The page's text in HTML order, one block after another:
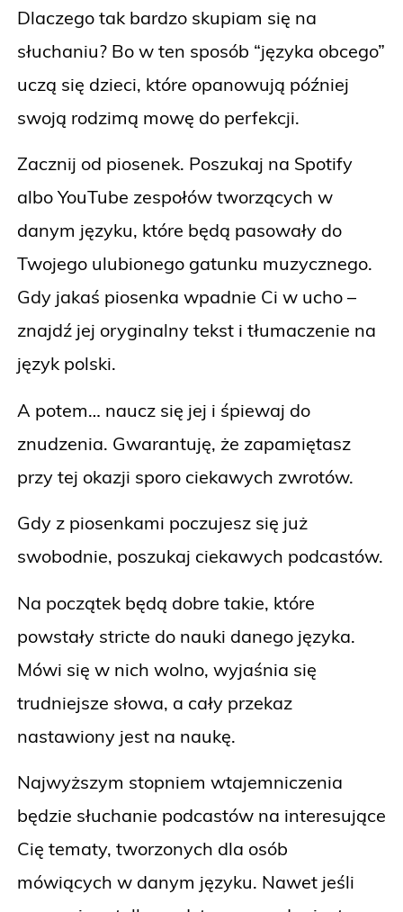
Dlaczego tak bardzo skupiam się na
słuchaniu? Bo w ten sposób “języka obcego”
uczą się dzieci, które opanowują później
swoją rodzimą mowę do perfekcji.
Zacznij od piosenek. Poszukaj na Spotify
albo YouTube zespołów tworzących w
danym języku, które będą pasowały do
Twojego ulubionego gatunku muzycznego.
Gdy jakaś piosenka wpadnie Ci w ucho –
znajdź jej oryginalny tekst i tłumaczenie na
język polski.
A potem… naucz się jej i śpiewaj do
znudzenia. Gwarantuję, że zapamiętasz
przy tej okazji sporo ciekawych zwrotów.
Gdy z piosenkami poczujesz się już
swobodnie, poszukaj ciekawych podcastów.
Na początek będą dobre takie, które
powstały stricte do nauki danego języka.
Mówi się w nich wolno, wyjaśnia się
trudniejsze słowa, a cały przekaz
nastawiony jest na naukę.
Najwyższym stopniem wtajemniczenia
będzie słuchanie podcastów na interesujące
Cię tematy, tworzonych dla osób
mówiących w danym języku. Nawet jeśli